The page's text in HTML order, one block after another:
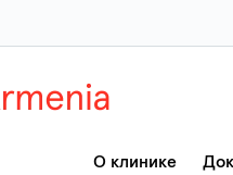
О клинике